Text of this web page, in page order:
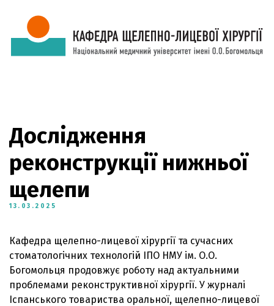
Дослідження
реконструкції нижньої
щелепи
13.03.2025
Кафедра щелепно-лицевої хірургії та сучасних
стоматологічних технологій ІПО НМУ ім. О.О.
Богомольця продовжує роботу над актуальними
проблемами реконструктивної хірургії. У журналі
Іспанського товариства оральної, щелепно-лицевої